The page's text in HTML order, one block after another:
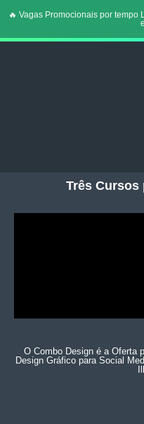
🔥 Vagas Promocionais por tempo
Três Cursos
O Combo Design é a Oferta
Design Gráfico para Social